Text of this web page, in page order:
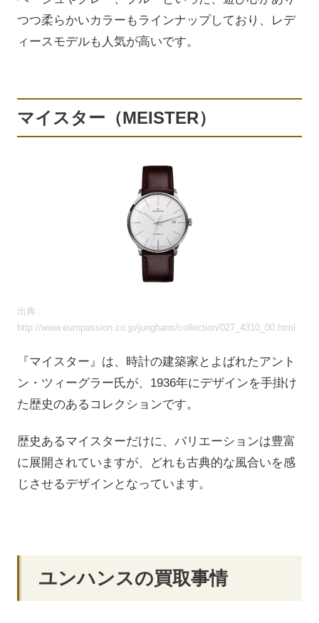
つつ柔らかいカラーもラインナップしており、レデ
ィースモデルも人気が高いです。
マイスター（MEISTER）
出典 :
http://www.europassion.co.jp/junghans/collection/027_4310_00.html
『マイスター』は、時計の建築家とよばれたアント
ン・ツィーグラー氏が、1936年にデザインを手掛け
た歴史のあるコレクションです。
歴史あるマイスターだけに、バリエーションは豊富
に展開されていますが、どれも古典的な風合いを感
じさせるデザインとなっています。
ユンハンスの買取事情